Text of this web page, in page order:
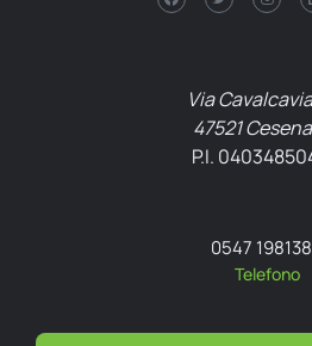
Via
47521
P.I.
0547
Telefono